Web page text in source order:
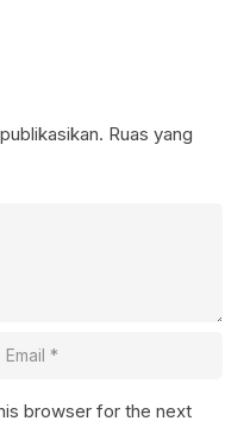
Ruas yang
browser for the next